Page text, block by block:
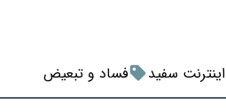
اینترنت سفید فساد و تبعیض